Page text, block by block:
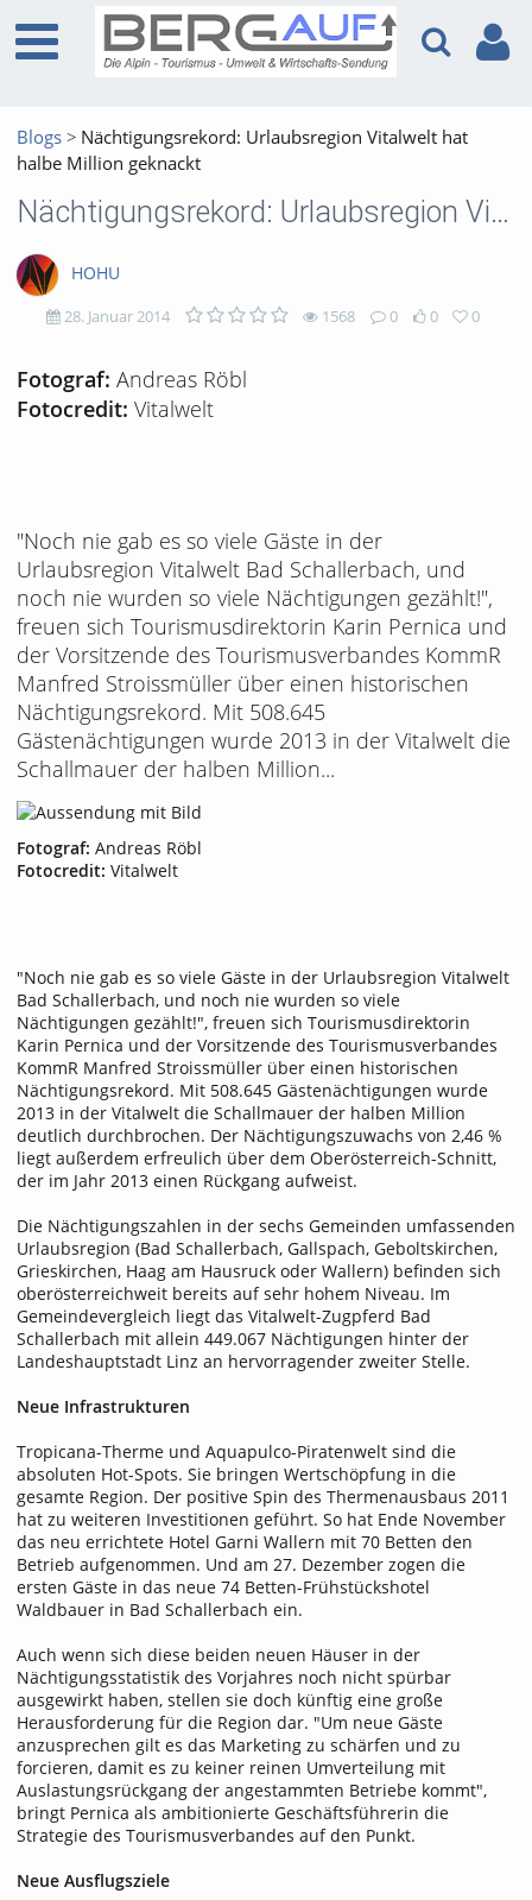
Blogs
Nächtigungsrekord: Urlaubsregion Vitalwelt hat
halbe Million geknackt
Nächtigungsrekord: Urlaubsregion Vitalwelt hat halbe Million geknackt
HOHU
28. Januar 2014 1568
1568
views
0
Kommentare
0
likes
0
favorites
Fotograf: Andreas Röbl
Fotocredit: Vitalwelt
"Noch nie gab es so viele Gäste in der
Urlaubsregion Vitalwelt Bad Schallerbach, und
noch nie wurden so viele Nächtigungen gezählt!",
freuen sich Tourismusdirektorin Karin Pernica und
der Vorsitzende des Tourismusverbandes KommR
Manfred Stroissmüller über einen historischen
Nächtigungsrekord. Mit 508.645
Gästenächtigungen wurde 2013 in der Vitalwelt die
Schallmauer der halben Million...
Fotograf: Andreas Röbl
Fotocredit: Vitalwelt
"Noch nie gab es so viele Gäste in der Urlaubsregion Vitalwelt
Bad Schallerbach, und noch nie wurden so viele
Nächtigungen gezählt!", freuen sich Tourismusdirektorin
Karin Pernica und der Vorsitzende des Tourismusverbandes
KommR Manfred Stroissmüller über einen historischen
Nächtigungsrekord. Mit 508.645 Gästenächtigungen wurde
2013 in der Vitalwelt die Schallmauer der halben Million
deutlich durchbrochen. Der Nächtigungszuwachs von 2,46 %
liegt außerdem erfreulich über dem Oberösterreich-Schnitt,
der im Jahr 2013 einen Rückgang aufweist.
Die Nächtigungszahlen in der sechs Gemeinden umfassenden
Urlaubsregion (Bad Schallerbach, Gallspach, Geboltskirchen,
Grieskirchen, Haag am Hausruck oder Wallern) befinden sich
oberösterreichweit bereits auf sehr hohem Niveau. Im
Gemeindevergleich liegt das Vitalwelt-Zugpferd Bad
Schallerbach mit allein 449.067 Nächtigungen hinter der
Landeshauptstadt Linz an hervorragender zweiter Stelle.
Neue Infrastrukturen
Tropicana-Therme und Aquapulco-Piratenwelt sind die
absoluten Hot-Spots. Sie bringen Wertschöpfung in die
gesamte Region. Der positive Spin des Thermenausbaus 2011
hat zu weiteren Investitionen geführt. So hat Ende November
das neu errichtete Hotel Garni Wallern mit 70 Betten den
Betrieb aufgenommen. Und am 27. Dezember zogen die
ersten Gäste in das neue 74 Betten-Frühstückshotel
Waldbauer in Bad Schallerbach ein.
Auch wenn sich diese beiden neuen Häuser in der
Nächtigungsstatistik des Vorjahres noch nicht spürbar
ausgewirkt haben, stellen sie doch künftig eine große
Herausforderung für die Region dar. "Um neue Gäste
anzusprechen gilt es das Marketing zu schärfen und zu
forcieren, damit es zu keiner reinen Umverteilung mit
Auslastungsrückgang der angestammten Betriebe kommt",
bringt Pernica als ambitionierte Geschäftsführerin die
Strategie des Tourismusverbandes auf den Punkt.
Neue Ausflugsziele